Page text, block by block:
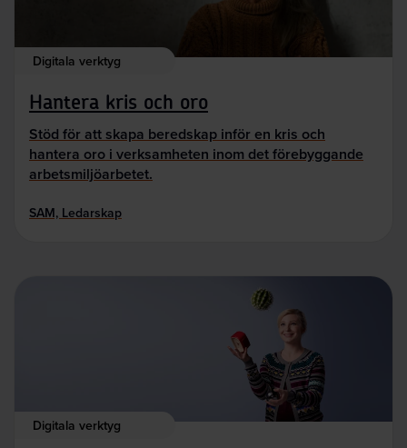
Digitala verktyg
Hantera kris och oro
Stöd för att skapa beredskap inför en kris och
hantera oro i verksamheten inom det förebyggande
arbetsmiljöarbetet.
SAM, Ledarskap
Digitala verktyg